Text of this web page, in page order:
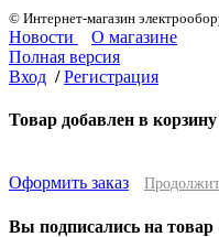
© Интернет-магазин
Новости
О магазине
Полная версия
Вход / Регистрация
Товар добавлен в корзину
Оформить заказ
Вы подписались на товар